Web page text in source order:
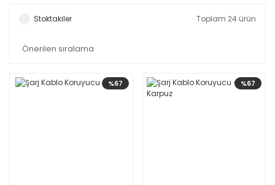
Stoktakiler Toplam 24 ürün
%67 %67